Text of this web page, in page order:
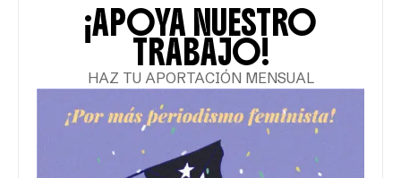
¡APOYA NUESTRO
TRABAJO!
HAZ TU APORTACIÓN MENSUAL